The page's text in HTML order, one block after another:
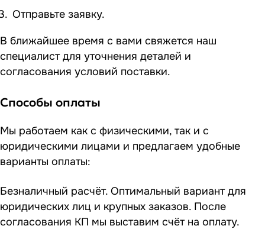
Отправьте заявку.
В ближайшее время с вами свяжется наш
специалист для уточнения деталей и
согласования условий поставки.
Способы оплаты
Мы работаем как с физическими, так и с
юридическими лицами и предлагаем удобные
варианты оплаты:
Безналичный расчёт. Оптимальный вариант для
юридических лиц и крупных заказов. После
согласования КП мы выставим счёт на оплату.